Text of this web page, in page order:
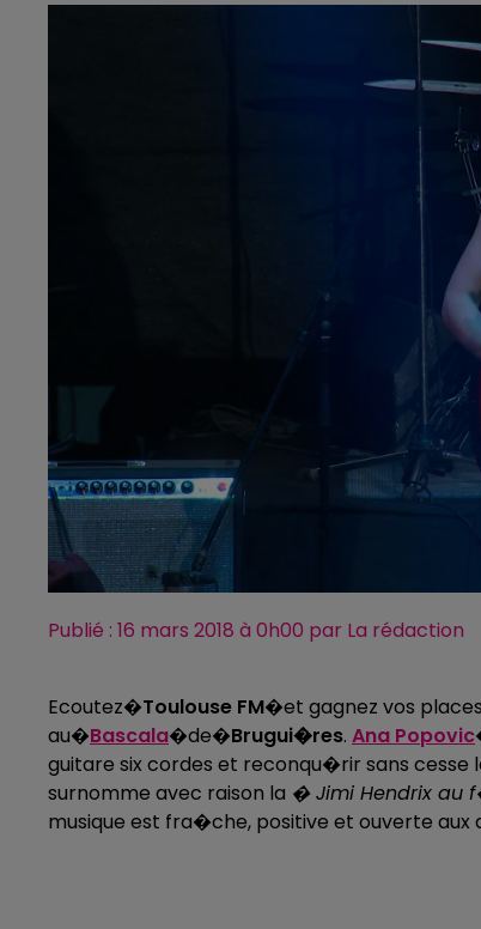
Publié : 16 mars 2018 à 0h00 par La rédaction
Ecoutez�Toulouse FM�et gagnez vos
au�Bascala�de�Brugui�res. Ana Popovic
guitare six cordes et reconqu�rir sans
surnomme avec raison la � Jimi Hendrix au
musique est fra�che, positive et ouverte aux